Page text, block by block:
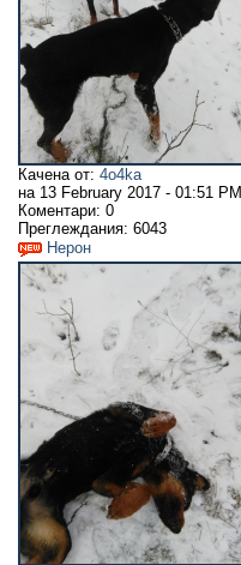
Качена от: 4o4ka
на 13 February 2017 - 01:51 PM
Коментари: 0
Преглеждания: 6043
Нерон